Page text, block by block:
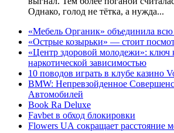
Однако, голод не тётка, а нужда...
«Мебель Органик» объединила
«Острые козырьки» — стоит
«Центр здоровой молодежи»: ключ
наркотической зависимостью
10 поводов играть в клубе казино
BMW: Непревзойденное
Автомобилей
Book Ra Deluxe
Favbet в обход блокировки
Flowers UA сокращает расстояние